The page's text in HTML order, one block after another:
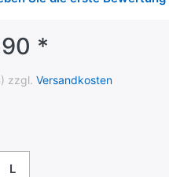
*
zzgl. Versandkosten
L